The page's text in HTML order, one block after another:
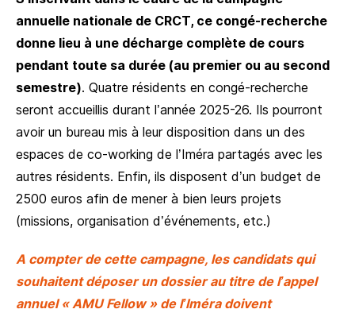
annuelle nationale de CRCT, ce congé-recherche
donne lieu à une décharge complète de cours
pendant toute sa durée (au premier ou au second
semestre). Quatre résidents en congé-recherche
seront accueillis durant l’année 2025-26. Ils pourront
avoir un bureau mis à leur disposition dans un des
espaces de co-working de l’Iméra partagés avec les
autres résidents. Enfin, ils disposent d’un budget de
2500 euros afin de mener à bien leurs projets
(missions, organisation d’événements, etc.)
A compter de cette campagne, les candidats qui
souhaitent déposer un dossier au titre de l’appel
annuel « AMU Fellow » de l’Iméra doivent